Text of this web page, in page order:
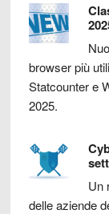
browser più
Statcounter e
2025.
Un
delle aziende